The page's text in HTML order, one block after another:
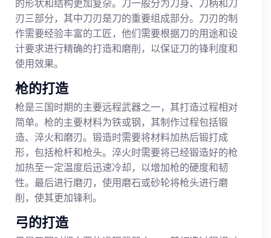
的形状和结构更加复杂。刀一般分为刀身、刀柄和刀
刃三部分，其中刀刃是刀的重要组成部分。刀刃的制
作需要经验丰富的工匠，他们需要根据刀的用途和设
计要求进行精确的打造和磨削，以保证刀的锋利度和
使用效果。
枪的打造
枪是三国时期的主要远程武器之一，其打造过程相对
简单。枪的主要材料为铁或钢，其制作过程包括锻
造、淬火和磨刃。锻造时需要将材料加热后锻打成
形，包括枪杆和枪头。淬火时需要将已经锻造好的枪
加热至一定温度后迅速冷却，以增加枪的硬度和韧
性。最后进行磨刃，使用磨石或砂轮将枪头进行磨
削，使其更加锋利。
弓的打造